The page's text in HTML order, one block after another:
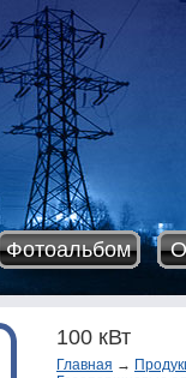
Фотоальбом
100 кВт
Главная →